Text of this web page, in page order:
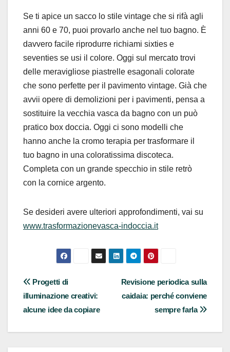
Se ti apice un sacco lo stile vintage che si rifà agli
anni 60 e 70, puoi provarlo anche nel tuo bagno. È
davvero facile riprodurre richiami sixties e
seventies se usi il colore. Oggi sul mercato trovi
delle meravigliose piastrelle esagonali colorate
che sono perfette per il pavimento vintage. Già che
avvii opere di demolizioni per i pavimenti, pensa a
sostituire la vecchia vasca da bagno con un può
pratico box doccia. Oggi ci sono modelli che
hanno anche la cromo terapia per trasformare il
tuo bagno in una coloratissima discoteca.
Completa con un grande specchio in stile retrò
con la cornice argento.
Se desideri avere ulteriori approfondimenti, vai su
www.trasformazionevasca-indoccia.it
Navigazione
articoli
Revisione periodica sulla
caidaia: perché conviene
sempre farla
Progetti di
illuminazione creativi:
alcune idee da copiare